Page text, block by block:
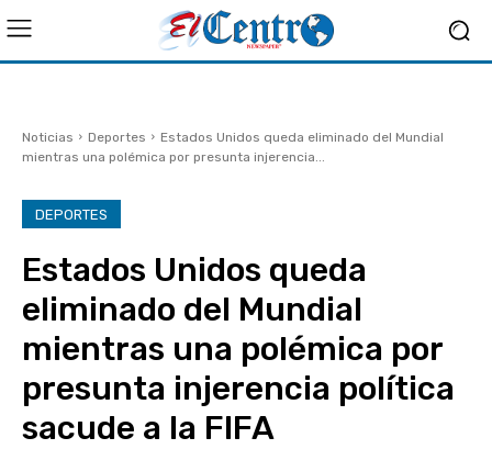
Noticias Deportes
Estados Unidos queda eliminado del Mundial
mientras una polémica por presunta injerencia...
DEPORTES
Estados Unidos queda
eliminado del Mundial
mientras una polémica por
presunta injerencia política
sacude a la FIFA